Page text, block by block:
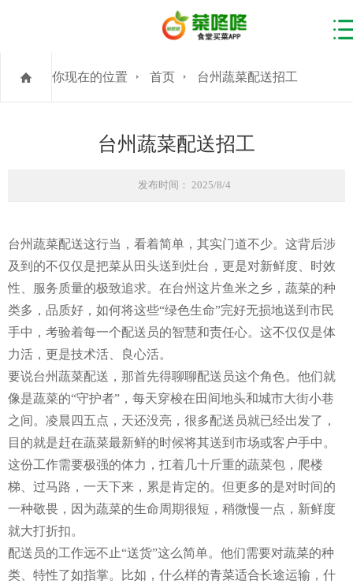
你现在的位置 首页 台州蔬菜配送招工
台州蔬菜配送招工
发布时间： 2025/8/4
台州蔬菜配送这行当，看着简单，其实门道不少。这背后涉
及到的不仅仅是把菜从田头送到灶台，更是对新鲜度、时效
性、服务质量的极致追求。在台州这片鱼米之乡，蔬菜的种
类多，品质好，如何将这些“绿色生命”完好无损地送到市民
手中，考验着每一个配送员的智慧和责任心。这不仅仅是体
力活，更是技术活、良心活。
要说台州蔬菜配送，那首先得聊聊配送员这个角色。他们就
像是蔬菜的“守护者”，每天穿梭在田间地头和城市大街小巷
之间。凌晨四五点，天还没亮，很多配送员就已经出发了，
目的就是赶在蔬菜最新鲜的时候将其送到市场或客户手中。
这份工作需要极强的体力，扛着几十斤重的蔬菜包，爬楼
梯、过马路，一天下来，累是肯定的。但更多的是对时间的
一种敬畏，因为蔬菜的生命周期很短，稍微慢一点，新鲜度
就大打折扣。
配送员的工作远不止“送货”这么简单。他们需要对蔬菜的种
类、特性了如指掌。比如，什么样的青菜适合长途运输，什